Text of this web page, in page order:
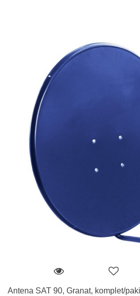
Antena SAT 90, Granat, komplet/